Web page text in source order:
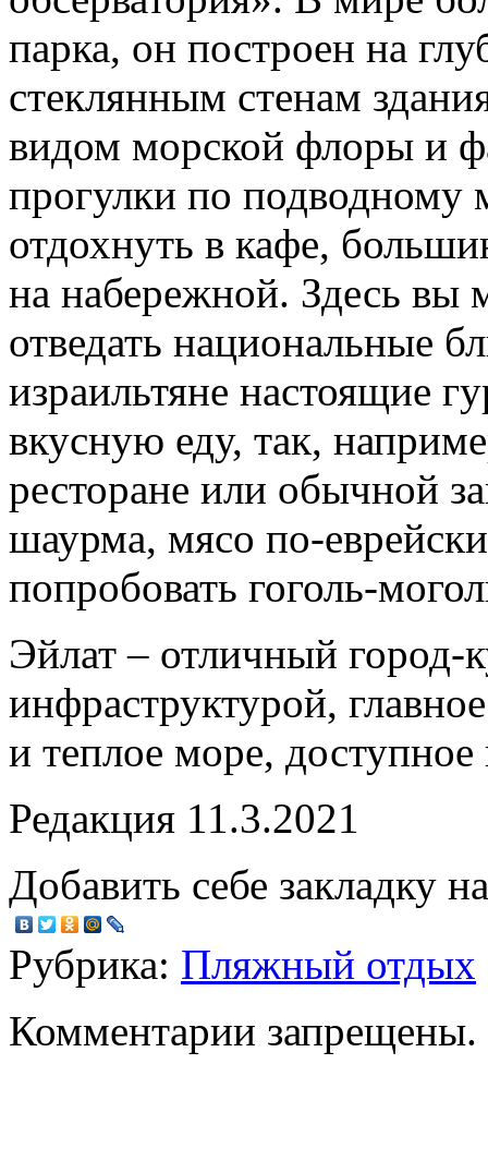
парка, он построен на
стеклянным стенам
видом морской флоры и
прогулки по подводному
отдохнуть в кафе,
на набережной. Здесь вы
отведать национальные
израильтяне настоящие
вкусную еду, так,
ресторане или обычной
шаурма, мясо по-
попробовать гоголь-
Эйлат – отличный город-
инфраструктурой,
и теплое море,
Редакция 11.3.2021
Добавить себе закладку
Рубрика: Пляжный отдых
Комментарии запрещены.